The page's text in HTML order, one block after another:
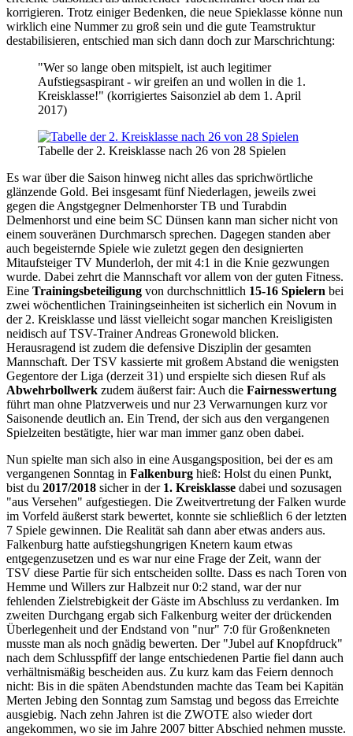
korrigieren. Trotz einiger Bedenken, die neue Spieklasse könne nun
wirklich eine Nummer zu groß sein und die gute Teamstruktur
destabilisieren, entschied man sich dann doch zur Marschrichtung:
"Wer so lange oben mitspielt, ist auch legitimer
Aufstiegsaspirant - wir greifen an und wollen in die 1.
Kreisklasse!" (korrigiertes Saisonziel ab dem 1. April
2017)
Tabelle der 2. Kreisklasse nach 26 von 28 Spielen
Es war über die Saison hinweg nicht alles das sprichwörtliche
glänzende Gold. Bei insgesamt fünf Niederlagen, jeweils zwei
gegen die Angstgegner Delmenhorster TB und Turabdin
Delmenhorst und eine beim SC Dünsen kann man sicher nicht von
einem souveränen Durchmarsch sprechen. Dagegen standen aber
auch begeisternde Spiele wie zuletzt gegen den designierten
Mitaufsteiger TV Munderloh, der mit 4:1 in die Knie gezwungen
wurde. Dabei zehrt die Mannschaft vor allem von der guten Fitness.
Eine Trainingsbeteiligung von durchschnittlich 15-16 Spielern bei
zwei wöchentlichen Trainingseinheiten ist sicherlich ein Novum in
der 2. Kreisklasse und lässt vielleicht sogar manchen Kreisligisten
neidisch auf TSV-Trainer Andreas Gronewold blicken.
Herausragend ist zudem die defensive Disziplin der gesamten
Mannschaft. Der TSV kassierte mit großem Abstand die wenigsten
Gegentore der Liga (derzeit 31) und erspielte sich diesen Ruf als
Abwehrbollwerk zudem äußerst fair: Auch die Fairnesswertung
führt man ohne Platzverweis und nur 23 Verwarnungen kurz vor
Saisonende deutlich an. Ein Trend, der sich aus den vergangenen
Spielzeiten bestätigte, hier war man immer ganz oben dabei.
Nun spielte man sich also in eine Ausgangsposition, bei der es am
vergangenen Sonntag in Falkenburg hieß: Holst du einen Punkt,
bist du 2017/2018 sicher in der 1. Kreisklasse dabei und sozusagen
"aus Versehen" aufgestiegen. Die Zweitvertretung der Falken wurde
im Vorfeld äußerst stark bewertet, konnte sie schließlich 6 der letzten
7 Spiele gewinnen. Die Realität sah dann aber etwas anders aus.
Falkenburg hatte aufstiegshungrigen Knetern kaum etwas
entgegenzusetzen und es war nur eine Frage der Zeit, wann der
TSV diese Partie für sich entscheiden sollte. Dass es nach Toren von
Hemme und Willers zur Halbzeit nur 0:2 stand, war der nur
fehlenden Zielstrebigkeit der Gäste im Abschluss zu verdanken. Im
zweiten Durchgang ergab sich Falkenburg weiter der drückenden
Überlegenheit und der Endstand von "nur" 7:0 für Großenkneten
musste man als noch gnädig bewerten. Der "Jubel auf Knopfdruck"
nach dem Schlusspfiff der lange entschiedenen Partie fiel dann auch
verhältnismäßig bescheiden aus. Zu kurz kam das Feiern dennoch
nicht: Bis in die späten Abendstunden machte das Team bei Kapitän
Merten Jebing den Sonntag zum Samstag und begoss das Erreichte
ausgiebig. Nach zehn Jahren ist die ZWOTE also wieder dort
angekommen, wo sie im Jahre 2007 bitter Abschied nehmen musste.